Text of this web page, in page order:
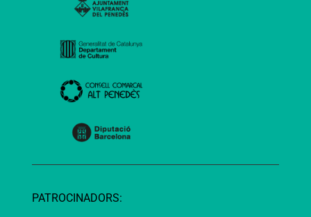
PATROCINADORS: